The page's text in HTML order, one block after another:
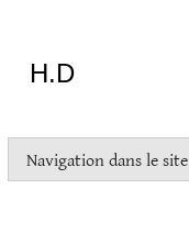
H.D
Navigation dans le site